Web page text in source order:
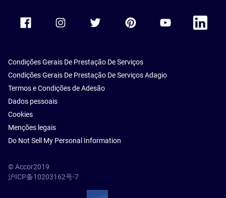
Accor Facebook Accor TwitterAccor PinterestAccor Youtube
Accor
Condições Gerais De Prestação De Serviços
Condições Gerais De Prestação De Serviços Adagio
Termos e Condições de Adesão
Dados pessoais
Cookies
Menções legais
Do Not Sell My Personal Information
© Accor2019
沪ICP备10203162号-7